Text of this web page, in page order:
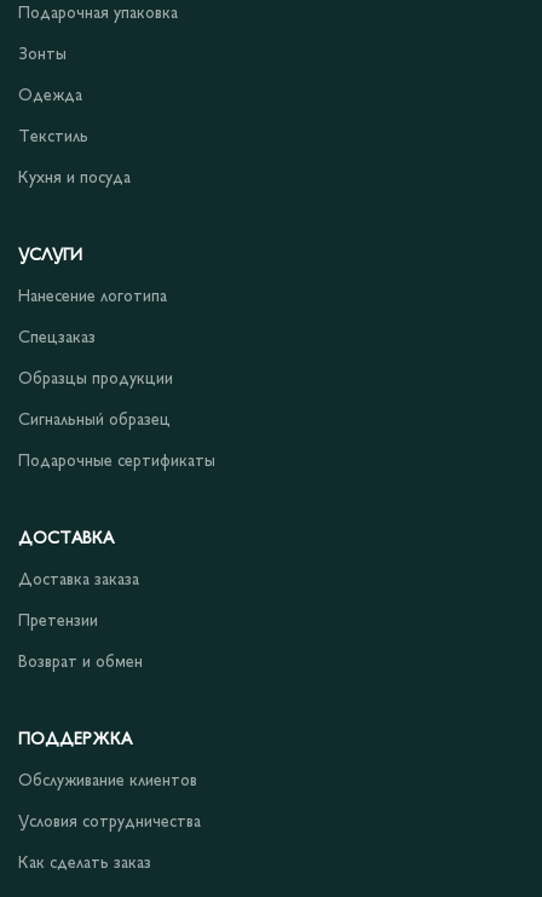
Подарочная упаковка
Зонты
Одежда
Текстиль
Кухня и посуда
УСЛУГИ
Нанесение логотипа
Спецзаказ
Образцы продукции
Сигнальный образец
Подарочные сертификаты
ДОСТАВКА
Доставка заказа
Претензии
Возврат и обмен
ПОДДЕРЖКА
Обслуживание клиентов
Условия сотрудничества
Как сделать заказ